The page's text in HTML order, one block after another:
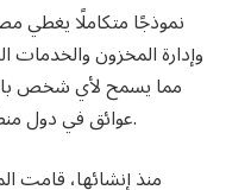
وإدارة المخزون والخدمات
مما يسمح لأي شخص
عوائق في دول منطقة الشرق الأوسط وشمال أفريقيا.